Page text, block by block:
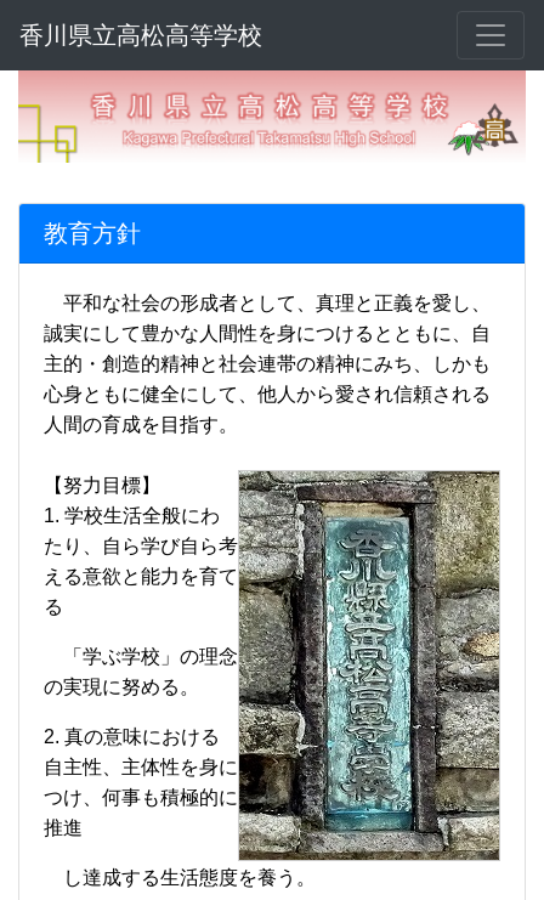
香川県立高松高等学校
教育方針
平和な社会の形成者として、真理と正義を愛し、
誠実にして豊かな人間性を身につけるとともに、自
主的・創造的精神と社会連帯の精神にみち、しかも
心身ともに健全にして、他人から愛され信頼される
人間の育成を目指す。
【努力目標】
1. 学校生活全般にわ
たり、自ら学び自ら考
える意欲と能力を育て
る
「学ぶ学校」の理念
の実現に努める。
2. 真の意味における
自主性、主体性を身に
つけ、何事も積極的に
推進
し達成する生活態度を養う。